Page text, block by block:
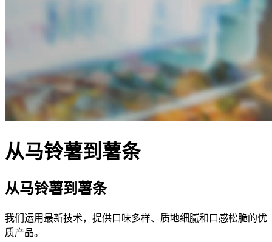
从马铃薯到薯条
从马铃薯到薯条
我们运用最新技术，提供口味多样、质地细腻和口感松脆的优
质产品。